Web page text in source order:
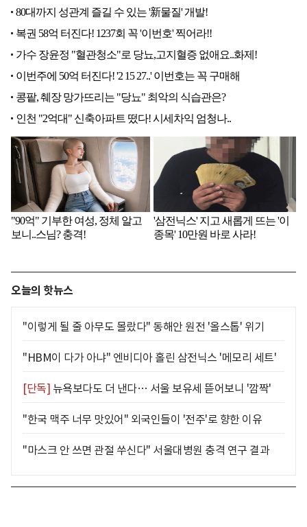
오늘의 핫뉴스
"이렇게 될 줄 아무도 몰랐다" 동해안 원전 '올스톱' 위기
"HBM이 다가 아냐" 엔비디아 홀린 삼전닉스 '메모리 세트'
[단독] 뉴욕보다도 더 낸다… 서울 보유세 뜯어보니 '깜짝'
"한국 맥주 너무 맛있어" 외국인들이 '전주'로 향한 이유
"마스크 안 쓰면 관절 쑤신다" 서울대병원 충격 연구 결과